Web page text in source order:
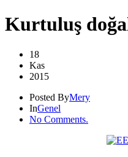
Kurtuluş
18
Kas
2015
Posted ByMery
InGenel
No Comments.